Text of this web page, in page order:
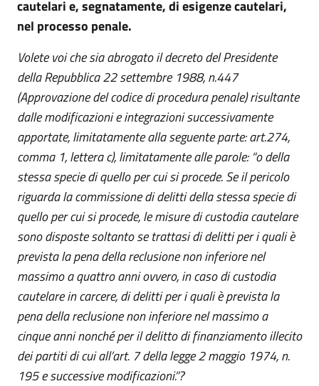
cautelari e, segnatamente, di esigenze cautelari,
nel processo penale.
Volete voi che sia abrogato il decreto del Presidente
della Repubblica 22 settembre 1988, n.447
(Approvazione del codice di procedura penale) risultante
dalle modificazioni e integrazioni successivamente
apportate, limitatamente alla seguente parte: art.274,
comma 1, lettera c), limitatamente alle parole: “o della
stessa specie di quello per cui si procede. Se il pericolo
riguarda la commissione di delitti della stessa specie di
quello per cui si procede, le misure di custodia cautelare
sono disposte soltanto se trattasi di delitti per i quali è
prevista la pena della reclusione non inferiore nel
massimo a quattro anni ovvero, in caso di custodia
cautelare in carcere, di delitti per i quali è prevista la
pena della reclusione non inferiore nel massimo a
cinque anni nonché per il delitto di finanziamento illecito
dei partiti di cui all’art. 7 della legge 2 maggio 1974, n.
195 e successive modificazioni.”?